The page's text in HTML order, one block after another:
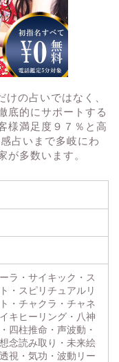
の占いではなく、
底的にサポートする
様満足度９７％と高
占いまで多岐にわ
が多数います。
ラ・サイキック・ス
・スピリチュアルリ
・チャクラ・チャネ
キヒーリング・八神
四柱推命・声波動・
念読み取り・未来絵
視・気功・波動リー